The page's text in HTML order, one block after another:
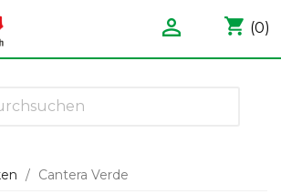
shopping_cart (0)

Cantera Verde